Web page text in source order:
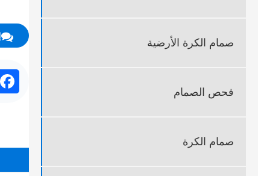
صمام الكرة الأرضية
فحص الصمام
صمام الكرة